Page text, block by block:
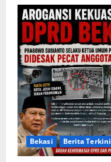
Bekasi Berita Terkini